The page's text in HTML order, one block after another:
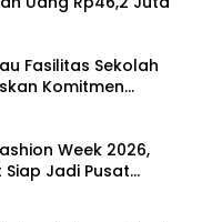
Fasilitas Sekolah
Komitmen
Aman dan
Week 2026,
Jadi Pusat
Wastra